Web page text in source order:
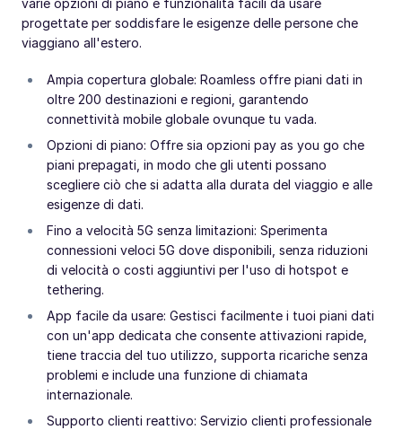
varie opzioni di piano e funzionalità facili da usare
progettate per soddisfare le esigenze delle persone che
viaggiano all'estero.
Ampia copertura globale: Roamless offre piani dati in
oltre 200 destinazioni e regioni, garantendo
connettività mobile globale ovunque tu vada.
Opzioni di piano: Offre sia opzioni pay as you go che
piani prepagati, in modo che gli utenti possano
scegliere ciò che si adatta alla durata del viaggio e alle
esigenze di dati.
Fino a velocità 5G senza limitazioni: Sperimenta
connessioni veloci 5G dove disponibili, senza riduzioni
di velocità o costi aggiuntivi per l'uso di hotspot e
tethering.
App facile da usare: Gestisci facilmente i tuoi piani dati
con un'app dedicata che consente attivazioni rapide,
tiene traccia del tuo utilizzo, supporta ricariche senza
problemi e include una funzione di chiamata
internazionale.
Supporto clienti reattivo: Servizio clienti professionale